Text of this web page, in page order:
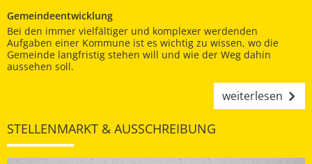
Gemeindeentwicklung
Bei den immer vielfältiger und komplexer werdenden
Aufgaben einer Kommune ist es wichtig zu wissen, wo die
Gemeinde langfristig stehen will und wie der Weg dahin
aussehen soll.
weiterlesen
STELLENMARKT & AUSSCHREIBUNG